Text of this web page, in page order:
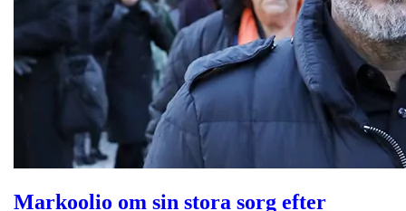
Markoolio om sin stora sorg efter